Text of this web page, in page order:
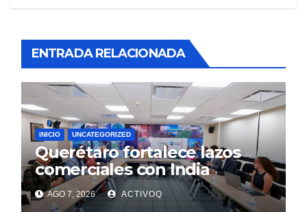
ENTRADA RELACIONADA
INICIO UNCATEGORIZED
Querétaro fortalece lazos
comerciales con India
AGO 7, 2026 ACTIVOQ